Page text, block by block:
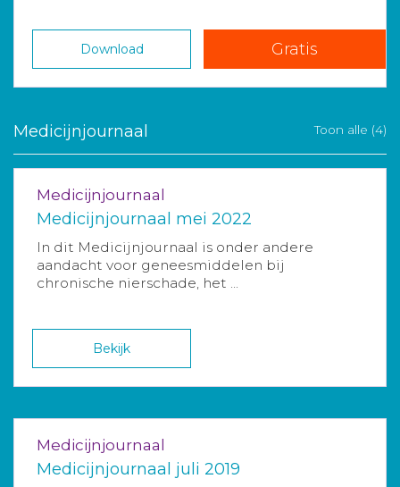
Download Gratis
Medicijnjournaal Toon alle (4)
Medicijnjournaal
Medicijnjournaal mei 2022
In dit Medicijnjournaal is onder andere
aandacht voor geneesmiddelen bij
chronische nierschade, het ...
Bekijk
Medicijnjournaal
Medicijnjournaal juli 2019